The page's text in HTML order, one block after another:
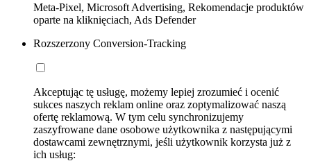
Meta-Pixel, Microsoft Advertising, Rekomendacje produktów
oparte na kliknięciach, Ads Defender
Rozszerzony Conversion-Tracking
Akceptując tę usługę, możemy lepiej zrozumieć i ocenić
sukces naszych reklam online oraz zoptymalizować naszą
ofertę reklamową. W tym celu synchronizujemy
zaszyfrowane dane osobowe użytkownika z następującymi
dostawcami zewnętrznymi, jeśli użytkownik korzysta już z
ich usług: